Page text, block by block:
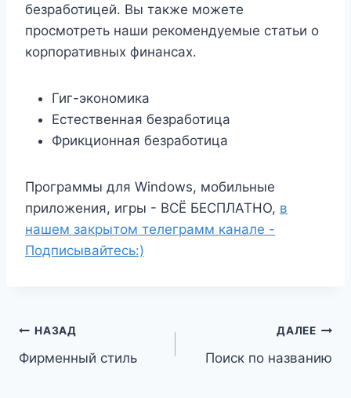
безработицей. Вы также можете
просмотреть наши рекомендуемые статьи о
корпоративных финансах.
Гиг-экономика
Естественная безработица
Фрикционная безработица
Программы для Windows, мобильные
приложения, игры - ВСЁ БЕСПЛАТНО, в
нашем закрытом телеграмм канале -
Подписывайтесь:)
Навигация
по
НАЗАД
Фирменный стиль
ДАЛЕЕ
Поиск по названию